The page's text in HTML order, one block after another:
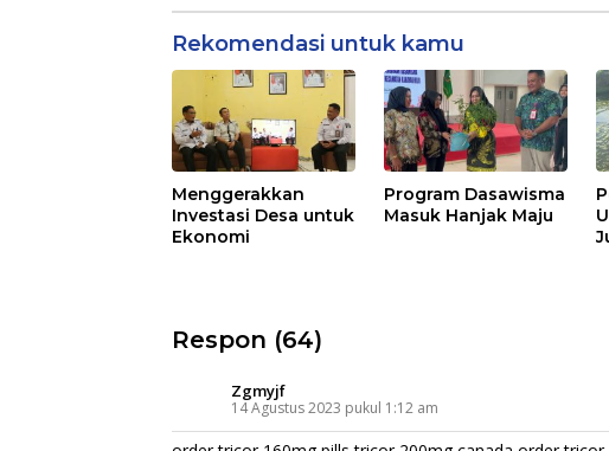
Rekomendasi untuk kamu
Menggerakkan
Investasi Desa untuk
Ekonomi
Program Dasawisma
Masuk Hanjak Maju
Respon (64)
Zgmyjf
14 Agustus 2023 pukul 1:12 am